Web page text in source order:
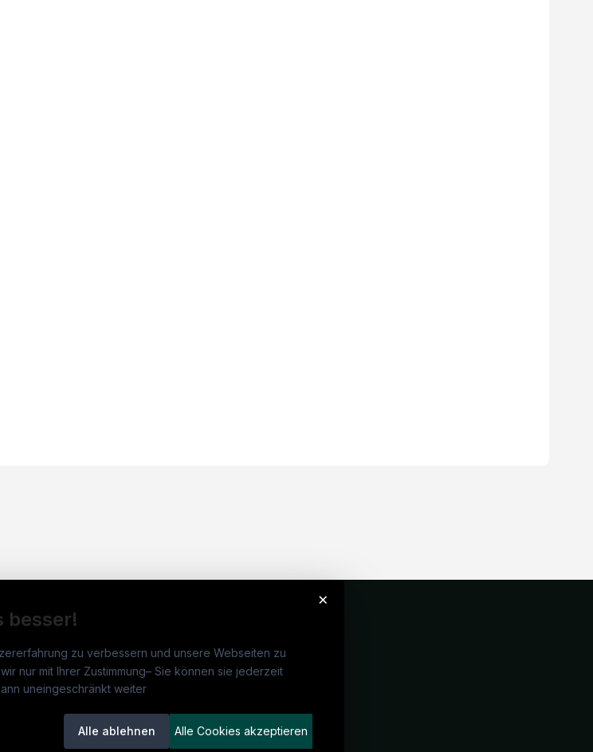
×
besser!
zu verbessern und unsere Webseiten zu
nur mit Ihrer Zustimmung– Sie können sie jederzeit
uneingeschränkt weiter
Alle ablehnen
Alle Cookies akzeptieren
Jobs
Jobkategorien
Berufsfelder
Kandidaten finden